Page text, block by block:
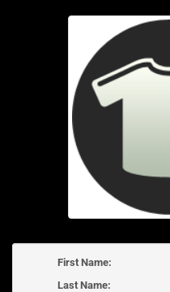
First Name:
Last Name: